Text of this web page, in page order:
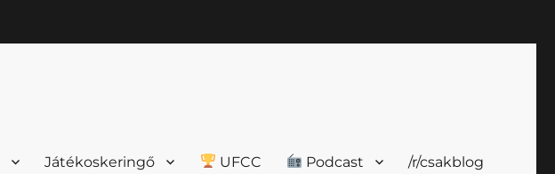
Játékoskeringő UFCC Podcast /r/csakblog